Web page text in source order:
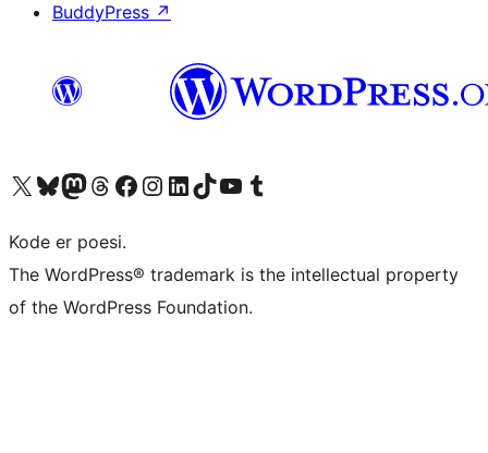
BuddyPress ↗
Besøk vår konto på X Visit our Bluesky account
Besøk vår Mastodon-konto
Visit our Threads account
Besøk vår Facebook-sideBesøk vår Instagram-konto
Besøk vår LinkedIn-konto
Visit our TikTok account
Visit our YouTube channel
Visit our Tumblr account
Kode er poesi.
The WordPress® trademark is the intellectual property
of the WordPress Foundation.